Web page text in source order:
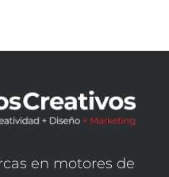
en motores de